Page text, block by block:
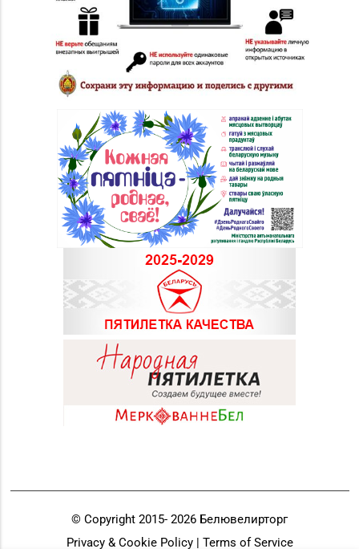
© Copyright 2015- 2026 Белювелирторг
Privacy & Cookie Policy | Terms of Service